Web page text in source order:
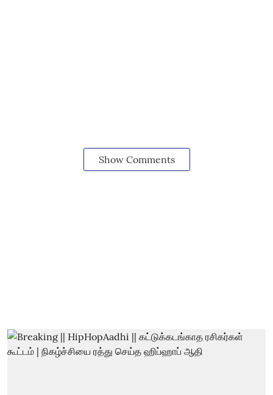
Show Comments